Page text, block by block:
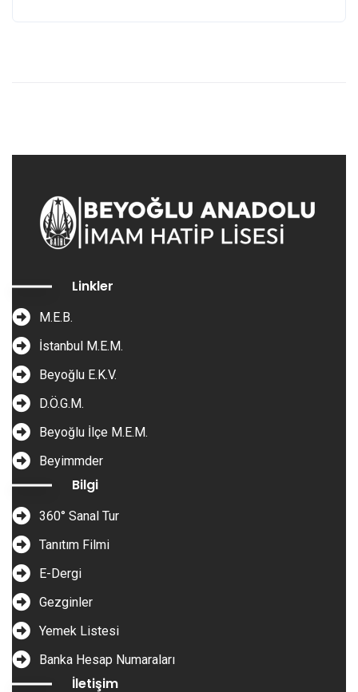
Linkler
M.E.B.
İstanbul M.E.M.
Beyoğlu E.K.V.
D.Ö.G.M.
Beyoğlu İlçe M.E.M.
Beyimmder
Bilgi
360° Sanal Tur
Tanıtım Filmi
E-Dergi
Gezginler
Yemek Listesi
Banka Hesap Numaraları
İletişim